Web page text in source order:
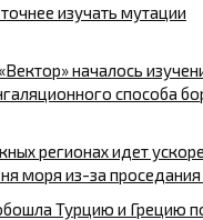
изучать мутации
началось
способа
регионах идет
моря из-за
Турцию и Грецию